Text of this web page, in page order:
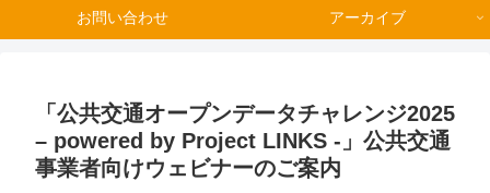
お問い合わせ アーカイブ
「公共交通オープンデータチャレンジ2025
– powered by Project LINKS -」公共交通
事業者向けウェビナーのご案内